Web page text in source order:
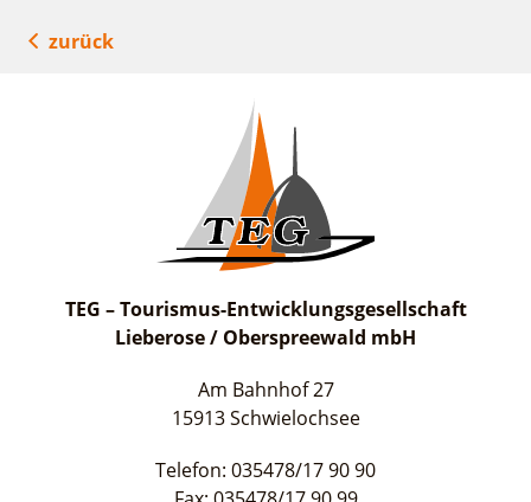
zurück
TEG – Tourismus-Entwicklungsgesellschaft
Lieberose / Oberspreewald mbH
Am Bahnhof 27
15913 Schwielochsee
Telefon: 035478/17 90 90